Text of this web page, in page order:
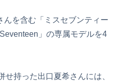
んを含む「ミスセブンティー
」の専属モデルを4
せ持った出口夏希さんには、